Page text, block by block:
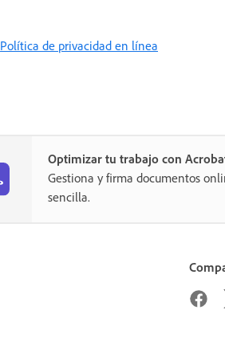
Política de privacidad en línea
Optimizar tu trabajo con
Gestiona y firma documentos
sencilla.